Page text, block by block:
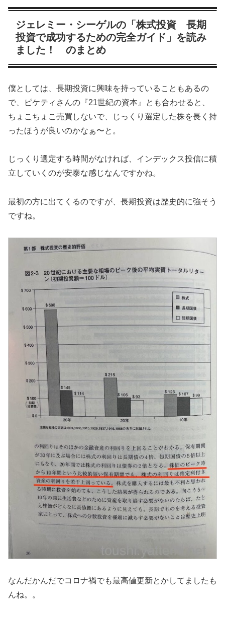
ジェレミー・シーゲルの「株式投資 長期
投資で成功するための完全ガイド」を読み
ました！ のまとめ
僕としては、長期投資に興味を持っていることもあるの
で、ピケティさんの『21世紀の資本』とも合わせると、
ちょこちょこ売買しないで、じっくり選定した株を長く持
ったほうが良いのかなぁ〜と。
じっくり選定する時間がなければ、インデックス投信に積
立していくのが安泰な感じなんですかね。
最初の方に出てくるのですが、長期投資は歴史的に強そう
ですね。
なんだかんだでコロナ禍でも最高値更新とかしてましたも
んね。。